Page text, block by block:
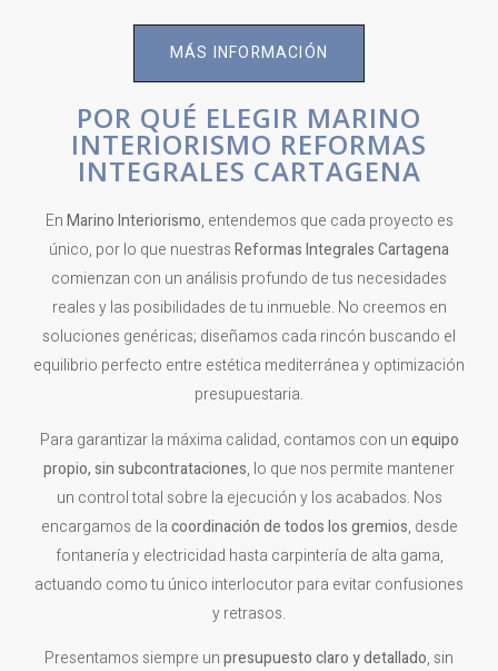
MÁS INFORMACIÓN
POR QUÉ ELEGIR MARINO
INTERIORISMO REFORMAS
INTEGRALES CARTAGENA
EnMarino Interiorismo, entendemos que cada proyecto es
único, por lo que nuestrasReformas Integrales Cartagena
comienzan con un análisis profundo de tus necesidades
reales y las posibilidades de tu inmueble. No creemos en
soluciones genéricas; diseñamos cada rincón buscando el
equilibrio perfecto entre estética mediterránea y optimización
presupuestaria.
Para garantizar la máxima calidad, contamos con unequipo
propio, sin subcontrataciones, lo que nos permite mantener
un control total sobre la ejecución y los acabados. Nos
encargamos de lacoordinación de todos los gremios, desde
fontanería y electricidad hasta carpintería de alta gama,
actuando como tu único interlocutor para evitar confusiones
y retrasos.
Presentamos siempre unpresupuesto claro y detallado, sin